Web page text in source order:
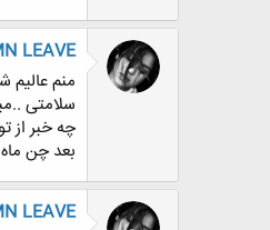
LEAVE
منم عالیم
سلامتی
چه خبر از
بعد چن
LEAVE